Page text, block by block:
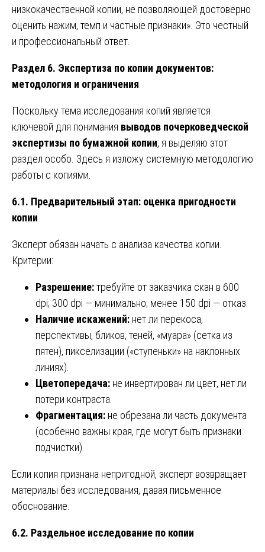
низкокачественной копии, не позволяющей достоверно
оценить нажим, темп и частные признаки». Это честный
и профессиональный ответ.
Раздел 6. Экспертиза по копии документов:
методология и ограничения
Поскольку тема исследования копий является
ключевой для понимания выводов почерковедческой
экспертизы по бумажной копии, я выделяю этот
раздел особо. Здесь я изложу системную методологию
работы с копиями.
6.1. Предварительный этап: оценка пригодности
копии
Эксперт обязан начать с анализа качества копии.
Критерии:
Разрешение:требуйте от заказчика скан в 600
dpi; 300 dpi — минимально; менее 150 dpi — отказ.
Наличие искажений: нет ли перекоса,
перспективы, бликов, теней, «муара» (сетка из
пятен), пикселизации («ступеньки» на наклонных
линиях).
Цветопередача: не инвертирован ли цвет, нет ли
потери контраста.
Фрагментация: не обрезана ли часть документа
(особенно важны края, где могут быть признаки
подчистки).
Если копия признана непригодной, эксперт возвращает
материалы без исследования, давая письменное
обоснование.
6.2. Раздельное исследование по копии